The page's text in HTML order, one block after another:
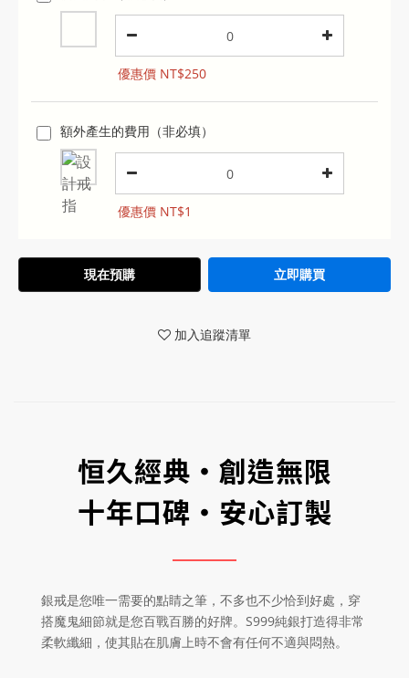
優惠價 NT$250
額外產生的費用（非必填）
優惠價 NT$1
現在預購 立即購買
加入追蹤清單
恒久經典‧創造無限
十年口碑‧安心訂製
銀戒是您唯一需要的點睛之筆，不多也不少恰到好處，穿
搭魔鬼細節就是您百戰百勝的好牌。S999純銀打造得非常
柔軟纖細，使其貼在肌膚上時不會有任何不適與悶熱。